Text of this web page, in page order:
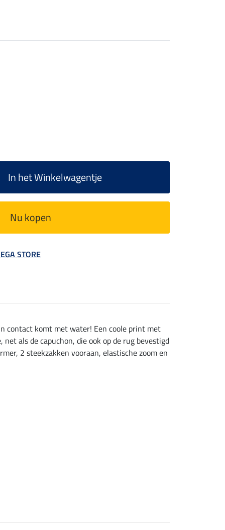
In het Winkelwagentje
Nu kopen
STORE
contact komt met water! Een coole print met
als de capuchon, die ook op de rug bevestigd
2 steekzakken vooraan, elastische zoom en